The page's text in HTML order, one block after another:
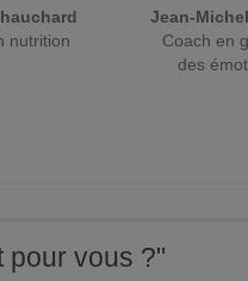
nutrition
Jean-
Coach en
des
pour vous ?"